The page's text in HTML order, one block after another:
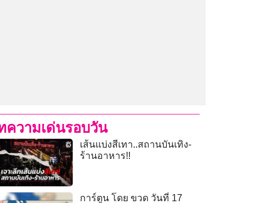
ความเด่นรอบวัน
เส้นแบ่งสีเทา..สถานบันเทิง-
ร้านอาหาร!!
การ์ตูน โดย ขวด วันที่ 17